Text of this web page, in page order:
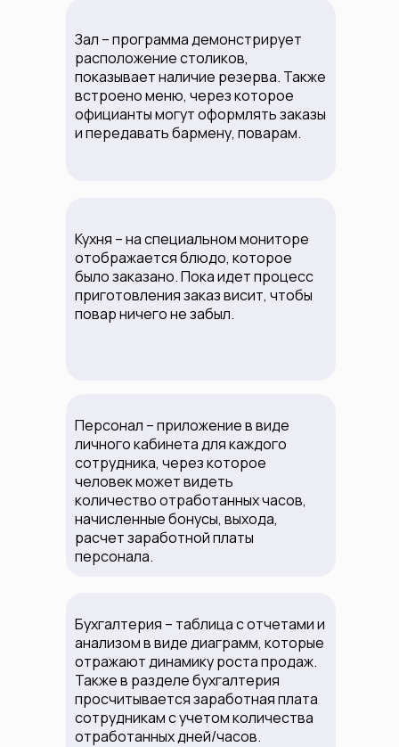
Кухня – на специальном мониторе
отображается блюдо, которое
было заказано. Пока идет процесс
приготовления заказ висит, чтобы
повар ничего не забыл.
Зал – программа демонстрирует
расположение столиков,
показывает наличие резерва. Также
встроено меню, через которое
официанты могут оформлять заказы
и передавать бармену, поварам.
Персонал – приложение в виде
личного кабинета для каждого
сотрудника, через которое
человек может видеть
количество отработанных часов,
начисленные бонусы, выхода,
расчет заработной платы
персонала.
Бухгалтерия – таблица с отчетами и
анализом в виде диаграмм, которые
отражают динамику роста продаж.
Также в разделе бухгалтерия
просчитывается заработная плата
сотрудникам с учетом количества
отработанных дней/часов.